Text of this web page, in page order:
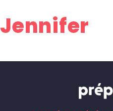
Jennifer